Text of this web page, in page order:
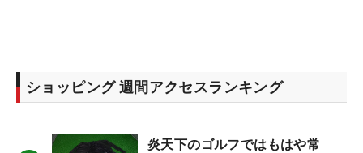
ショッピング 週間アクセスランキング
炎天下のゴルフではもはや常